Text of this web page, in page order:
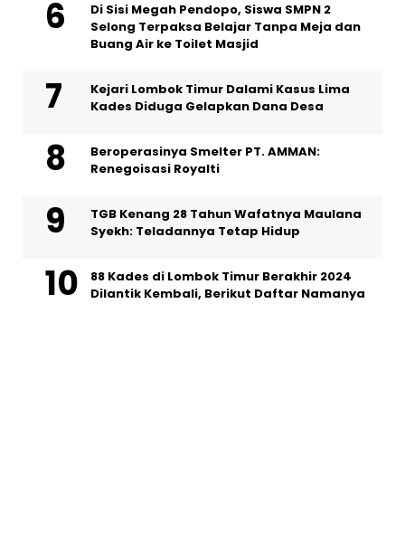
Di Sisi Megah Pendopo, Siswa SMPN 2
Selong Terpaksa Belajar Tanpa Meja dan
Buang Air ke Toilet Masjid
Kejari Lombok Timur Dalami Kasus Lima
Kades Diduga Gelapkan Dana Desa
Beroperasinya Smelter PT. AMMAN:
Renegoisasi Royalti
TGB Kenang 28 Tahun Wafatnya Maulana
Syekh: Teladannya Tetap Hidup
88 Kades di Lombok Timur Berakhir 2024
Dilantik Kembali, Berikut Daftar Namanya